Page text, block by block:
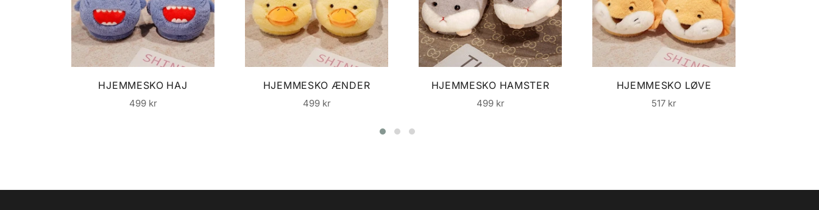
HJEMMESKO HAJ
Normalpris
499 kr
HJEMMESKO ÆNDER
Normalpris
499 kr
HJEMMESKO HAMSTER
Normalpris
499 kr
HJEMMESKO LØVE
Normalpris
517 kr